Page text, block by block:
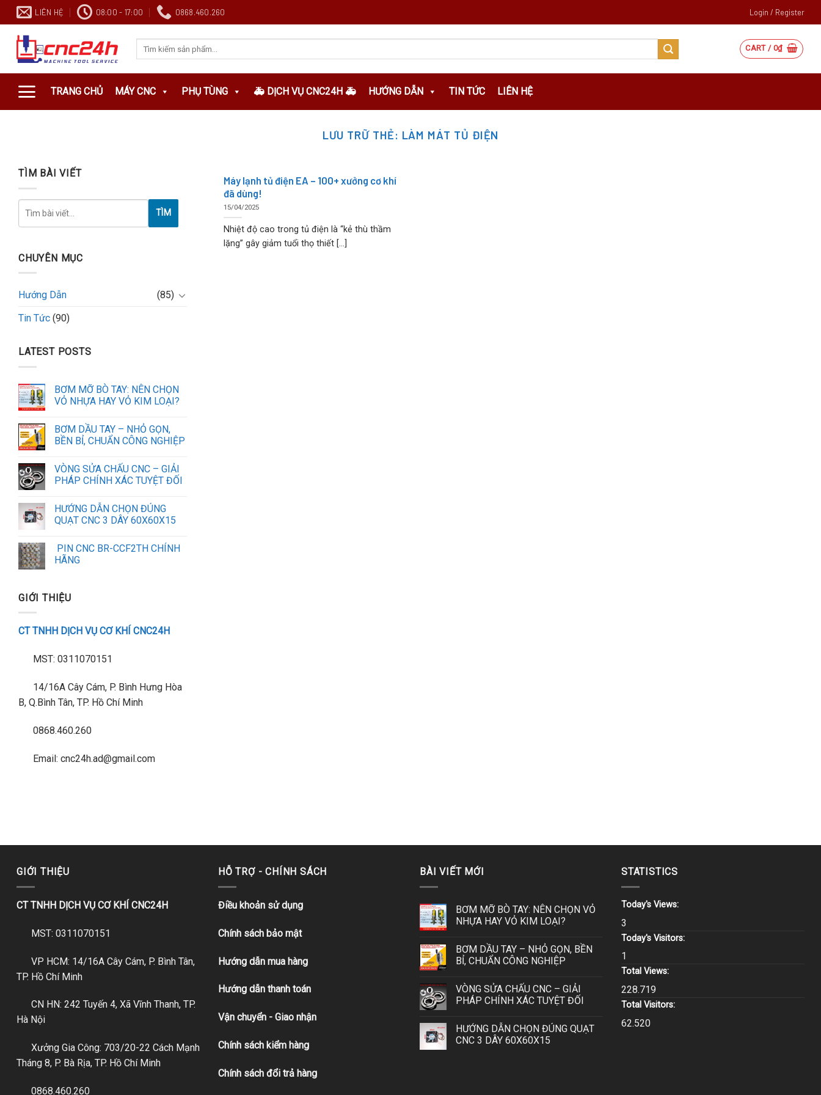
Chuyển
đến
LIÊN HỆ 08:00 - 17:00 0868.460.260 Login / Register
CART / 0₫
TRANG CHỦ MÁY CNC PHỤ TÙNG 🚑 DỊCH VỤ CNC24H 🚑 HƯỚNG DẪN TIN TỨC LIÊN HỆ
LƯU TRỮ THẺ: LÀM MÁT TỦ ĐIỆN
TÌM BÀI VIẾT
TÌM
CHUYÊN MỤC
Hướng Dẫn
(85)
Tin Tức (90)
LATEST POSTS
BƠM MỠ BÒ TAY: NÊN CHỌN
VỎ NHỰA HAY VỎ KIM LOẠI?
BƠM DẦU TAY – NHỎ GỌN,
BỀN BỈ, CHUẨN CÔNG NGHIỆP
VÒNG SỬA CHẤU CNC – GIẢI
PHÁP CHÍNH XÁC TUYỆT ĐỐI
HƯỚNG DẪN CHỌN ĐÚNG
QUẠT CNC 3 DÂY 60X60X15
PIN CNC BR-CCF2TH CHÍNH
HÃNG
GIỚI THIỆU
CT TNHH DỊCH VỤ CƠ KHÍ CNC24H
MST: 0311070151
14/16A Cây Cám, P. Bình Hưng Hòa
B, Q.Bình Tân, TP. Hồ Chí Minh
0868.460.260
Email: cnc24h.ad@gmail.com
Máy lạnh tủ điện EA – 100+ xưởng cơ khí
đã dùng!
15/04/2025
Nhiệt độ cao trong tủ điện là “kẻ thù thầm
lặng” gây giảm tuổi thọ thiết [...]
GIỚI THIỆU
CT TNHH DỊCH VỤ CƠ KHÍ CNC24H
MST: 0311070151
VP HCM: 14/16A Cây Cám, P. Bình Tân,
TP. Hồ Chí Minh
CN HN: 242 Tuyến 4, Xã Vĩnh Thanh, TP.
Hà Nội
Xưởng Gia Công: 703/20-22 Cách Mạnh
Tháng 8, P. Bà Rịa, TP. Hồ Chí Minh
0868.460.260
HỖ TRỢ - CHÍNH SÁCH
Điều khoản sử dụng
Chính sách bảo mật
Hướng dẫn mua hàng
Hướng dẫn thanh toán
Vận chuyển - Giao nhận
Chính sách kiểm hàng
Chính sách đổi trả hàng
BÀI VIẾT MỚI
BƠM MỠ BÒ TAY: NÊN CHỌN VỎ
NHỰA HAY VỎ KIM LOẠI?
BƠM DẦU TAY – NHỎ GỌN, BỀN
BỈ, CHUẨN CÔNG NGHIỆP
VÒNG SỬA CHẤU CNC – GIẢI
PHÁP CHÍNH XÁC TUYỆT ĐỐI
HƯỚNG DẪN CHỌN ĐÚNG QUẠT
CNC 3 DÂY 60X60X15
STATISTICS
Today's Views:
3
Today's Visitors:
1
Total Views:
228.719
Total Visitors:
62.520